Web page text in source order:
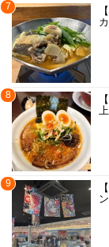
7
8
9